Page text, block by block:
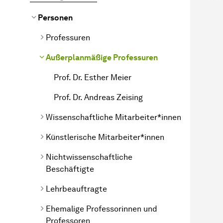
Personen
Professuren
Außerplanmäßige Professuren
Prof. Dr. Esther Meier
Prof. Dr. Andreas Zeising
Wissenschaftliche Mitarbeiter*innen
Künstlerische Mitarbeiter*innen
Nichtwissenschaftliche
Beschäftigte
Lehrbeauftragte
Ehemalige Professorinnen und
Professoren